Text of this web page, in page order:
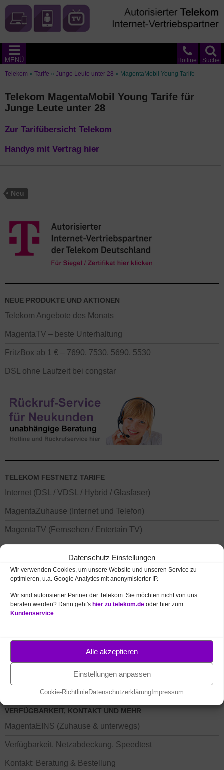
Datenschutz Einstellungen
Wir verwenden Cookies, um unsere Website und unseren Service zu
optimieren, u.a. Google Analytics mit anonymisierter IP.
Wir sind autorisierter Partner der Telekom. Sie möchten nicht von uns
beraten werden? Dann geht's hier zu telekom.de oder hier zum
Kundenservice.
Alle akzeptieren
Einstellungen anpassen
Cookie-RichtlinieDatenschutzerklärung Impressum
Suche
Hotline
MENÜ
Telekom » Tarife » Junge Leute unter 28 » MagentaMobil Young Tarife
Telekom MagentaMobil Young Tarife für
Junge Leute unter 28
Zur Tarifübersicht Telekom
Handys mit Vertrag hier
Neu
NEUE PRODUKTE UND AKTIONEN
Telekom Angebote des Monats
MagentaTV – beste Unterhaltung
FritzBox ab 1 € – 7690, 7530, 5690, 5530
DSL ohne Laufzeit bei congstar
TELEKOM FESTNETZ TARIFE
Internet (DSL / VDSL / Hybrid / Glasfaser)
MagentaZuhause (Internet und Telefon)
MagentaTV (Fernsehen / Entertain TV)
Handys / Smartphones mit Vertrag
Smartphone Tarife (Vertrag / Prepaid)
VERFÜGBARKEIT, KONTAKT UND MEHR
MagentaEINS (Zuhause & unterwegs)
Verfügbarkeit, Netzabdeckung, Speedtest
Kontakt: Beratung & Bestellung